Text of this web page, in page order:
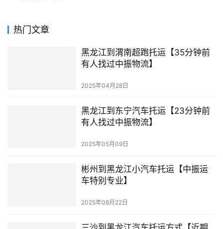
热门文章
黑龙江到渭南超跑托运【35分钟前
有人找过中振物流】
2025年04月28日
黑龙江到东宁汽车托运【23分钟前
有人找过中振物流】
2025年05月09日
彬州到黑龙江小汽车托运【中振运
车特别专业】
2025年08月22日